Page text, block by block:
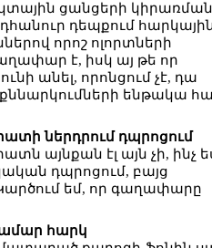
ցանցերի կիրառման
դեպքում
որոշ ոլորտների
է, իսկ այ թե որ
անել, որոնցում չէ, դա
ենթակա
ներդրում դպրոցում
այնքան էլ այն չի, ինչ
դպրոցում, բայց
եմ, որ գաղափարը
հարկ